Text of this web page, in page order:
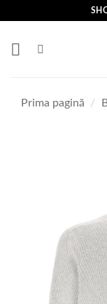
content
Prima pagină /